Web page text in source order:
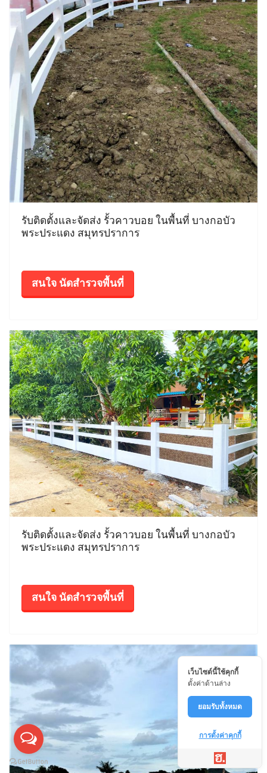
รับติดตั้งและจัดส่ง รั้วคาวบอย ในพื้นที่ บางกอบัว
พระประแดง สมุทรปราการ
สนใจ นัดสำรวจพื้นที่
รับติดตั้งและจัดส่ง รั้วคาวบอย ในพื้นที่ บางกอบัว
พระประแดง สมุทรปราการ
สนใจ นัดสำรวจพื้นที่
เว็บไซต์นี้ใช้คุกกี้
ตั้งค่าด้านล่าง
ยอมรับทั้งหมด
การตั้งค่าคุกกี้